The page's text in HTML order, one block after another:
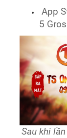
App
5
Sau khi